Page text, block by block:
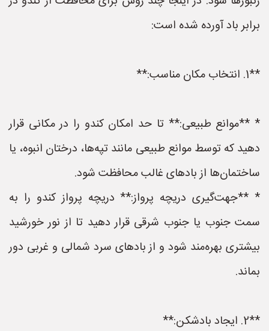
برابر باد آورده شده است:
**1. انتخاب مکان مناسب:**
* **موانع طبیعی:** تا حد امکان کندو را در مکانی قرار
دهید که توسط موانع طبیعی مانند تپه‌ها، درختان انبوه، یا
ساختمان‌ها از بادهای غالب محافظت شود.
* **جهت‌گیری دریچه پرواز:** دریچه پرواز کندو را به
سمت جنوب یا جنوب شرقی قرار دهید تا از نور خورشید
بیشتری بهره‌مند شود و از بادهای سرد شمالی و غربی دور
بماند.
**2. ایجاد بادشکن:**